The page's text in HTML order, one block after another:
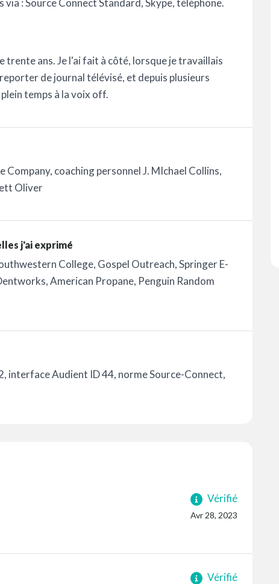
via : Source Connect Standard, Skype, téléphone.
trente ans. Je l'ai fait à côté, lorsque je travaillais
de journal télévisé, et depuis plusieurs
temps à la voix off.
Company, coaching personnel J. MIchael Collins,
Oliver
j'ai exprimé
College, Gospel Outreach, Springer E-
American Propane, Penguin Random
interface Audient ID 44, norme Source-Connect,
Vérifié
Avr 28, 2023
Vérifié